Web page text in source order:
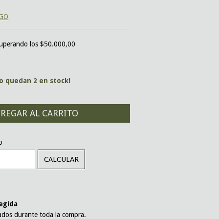
los $50.000,00
quedan 2 en stock!
CALCULAR
durante toda la compra.